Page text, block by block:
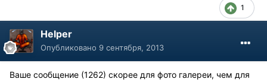
1
Helper
Опубликовано 9 сентября, 2013
Ваше сообщение (1262) скорее для фото галереи, чем для